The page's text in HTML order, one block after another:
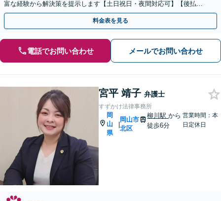
富な経験から解決策を提示します【土日祝日・夜間対応可】【後払
い、分割払い応相談】
料金表を見る
電話でお問い合わせ メールでお問い合わせ
宮平 靖子 弁護士
すずかけ法律事務所
岡
山
県
|
岡山市
北区
柳川駅から
徒歩6分
営業時間：本
日定休日